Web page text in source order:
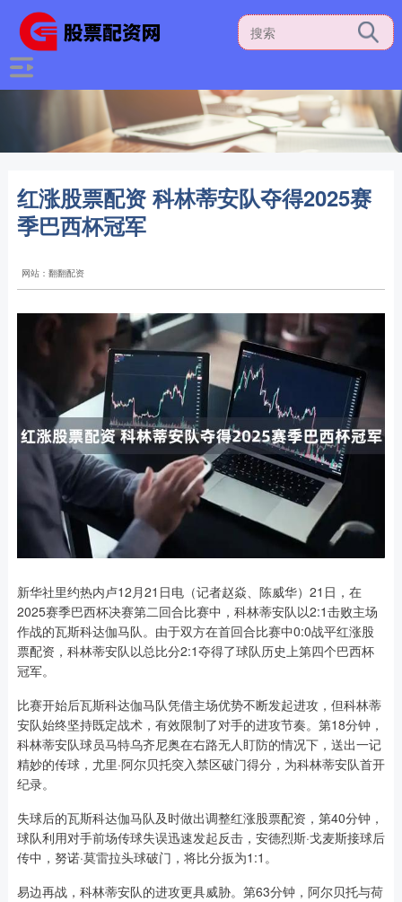
红涨股票配资 科林蒂安队夺得2025赛
季巴西杯冠军
网站：翻翻配资
新华社里约热内卢12月21日电（记者赵焱、陈威华）21日，在
2025赛季巴西杯决赛第二回合比赛中，科林蒂安队以2:1击败主场
作战的瓦斯科达伽马队。由于双方在首回合比赛中0:0战平红涨股
票配资，科林蒂安队以总比分2:1夺得了球队历史上第四个巴西杯
冠军。
比赛开始后瓦斯科达伽马队凭借主场优势不断发起进攻，但科林蒂
安队始终坚持既定战术，有效限制了对手的进攻节奏。第18分钟，
科林蒂安队球员马特乌齐尼奥在右路无人盯防的情况下，送出一记
精妙的传球，尤里·阿尔贝托突入禁区破门得分，为科林蒂安队首开
纪录。
失球后的瓦斯科达伽马队及时做出调整红涨股票配资，第40分钟，
球队利用对手前场传球失误迅速发起反击，安德烈斯·戈麦斯接球后
传中，努诺·莫雷拉头球破门，将比分扳为1:1。
易边再战，科林蒂安队的进攻更具威胁。第63分钟，阿尔贝托与荷